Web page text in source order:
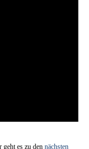
es zu den nächsten